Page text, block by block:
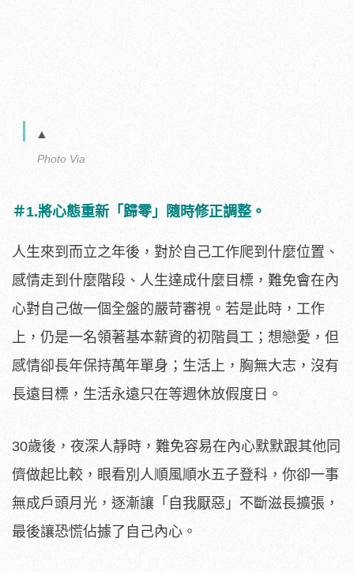
▲
Photo Via
＃1.將心態重新「歸零」隨時修正調整。
人生來到而立之年後，對於自己工作爬到什麼位置、
感情走到什麼階段、人生達成什麼目標，難免會在內
心對自己做一個全盤的嚴苛審視。若是此時，工作
上，仍是一名領著基本薪資的初階員工；想戀愛，但
感情卻長年保持萬年單身；生活上，胸無大志，沒有
長遠目標，生活永遠只在等週休放假度日。
30歲後，夜深人靜時，難免容易在內心默默跟其他同
儕做起比較，眼看別人順風順水五子登科，你卻一事
無成戶頭月光，逐漸讓「自我厭惡」不斷滋長擴張，
最後讓恐慌佔據了自己內心。